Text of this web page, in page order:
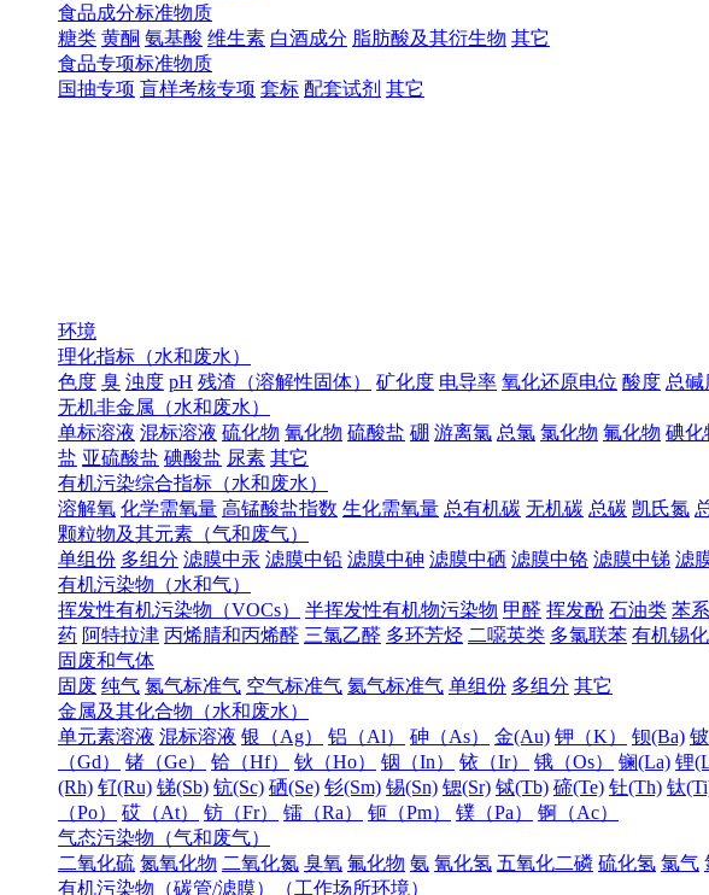
食品成分标准物质
糖类 黄酮 氨基酸 维生素 白酒成分 脂肪酸及其衍生物 其它
食品专项标准物质
国抽专项 盲样考核专项 套标 配套试剂 其它
环境
理化指标（水和废水）
色度 臭 浊度 pH 残渣（溶解性固体） 矿化度 电导率 氧化还原电位 酸度 总碱
无机非金属（水和废水）
单标溶液 混标溶液 硫化物 氰化物 硫酸盐 硼 游离氯 总氯 氯化物 氟化物 碘化
盐 亚硫酸盐 碘酸盐 尿素 其它
有机污染综合指标（水和废水）
溶解氧 化学需氧量 高锰酸盐指数 生化需氧量 总有机碳 无机碳 总碳 凯氏氮
颗粒物及其元素（气和废气）
单组份 多组分 滤膜中汞 滤膜中铅 滤膜中砷 滤膜中硒 滤膜中铬 滤膜中锑 滤
有机污染物（水和气）
挥发性有机污染物（VOCs）
半挥发性有机物污染物 甲醛 挥发酚 石油类 苯
药 阿特拉津 丙烯腈和丙烯醛 三氯乙醛 多环芳烃 二噁英类 多氯联苯 有机锡
固废和气体
固废 纯气 氮气标准气 空气标准气 氦气标准气 单组份 多组分 其它
金属及其化合物（水和废水）
单元素溶液 混标溶液 银（Ag） 铝（Al） 砷（As） 金(Au) 钾（K） 钡(Ba)
（Gd）
锗（Ge） 铪（Hf） 钬（Ho） 铟（In） 铱（Ir） 锇（Os） 镧(La) 锂
(Rh) 钌(Ru) 锑(Sb) 钪(Sc) 硒(Se) 钐(Sm) 锡(Sn) 锶(Sr) 铽(Tb) 碲(Te) 钍(Th) 钛
（Po）
砹（At） 钫（Fr） 镭（Ra） 钷（Pm） 镤（Pa）
锕（Ac）
气态污染物（气和废气）
二氧化硫 氮氧化物 二氧化氮 臭氧 氟化物 氨 氰化氢 五氧化二磷 硫化氢 氯气
有机污染物（碳管/滤膜）（工作场所环境）